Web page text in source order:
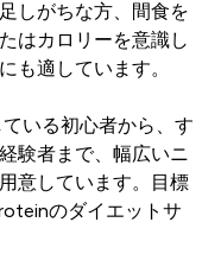
しがちな方、間食を
はカロリーを意識し
も適しています。
いる初心者から、す
験者まで、幅広いニ
意しています。目標
のダイエットサ